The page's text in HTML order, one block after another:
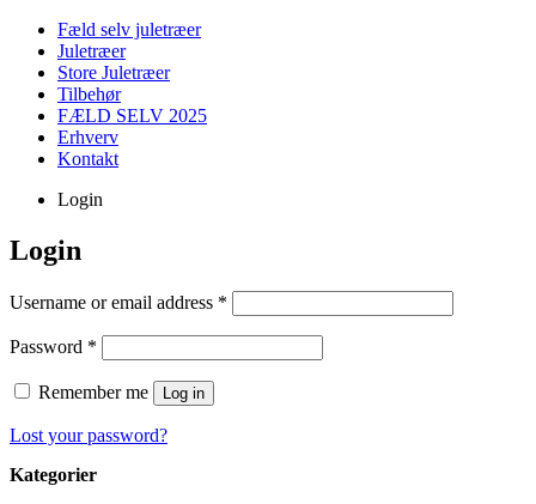
Fæld selv juletræer
Juletræer
Store Juletræer
Tilbehør
FÆLD SELV 2025
Erhverv
Kontakt
Login
Login
Username or email address *
Password *
Remember me Log in
Lost your password?
Kategorier